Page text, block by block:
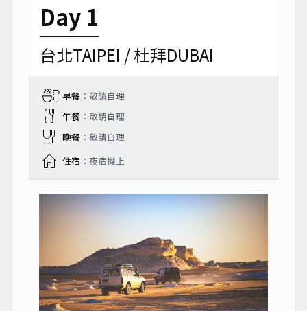
Day 1
台北TAIPEI / 杜拜DUBAI
早餐：敬請自理
午餐：敬請自理
晚餐：敬請自理
住宿 ：夜宿機上